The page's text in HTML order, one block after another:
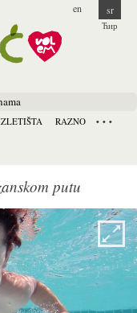
RAZNO
en sr
Ћир
putu